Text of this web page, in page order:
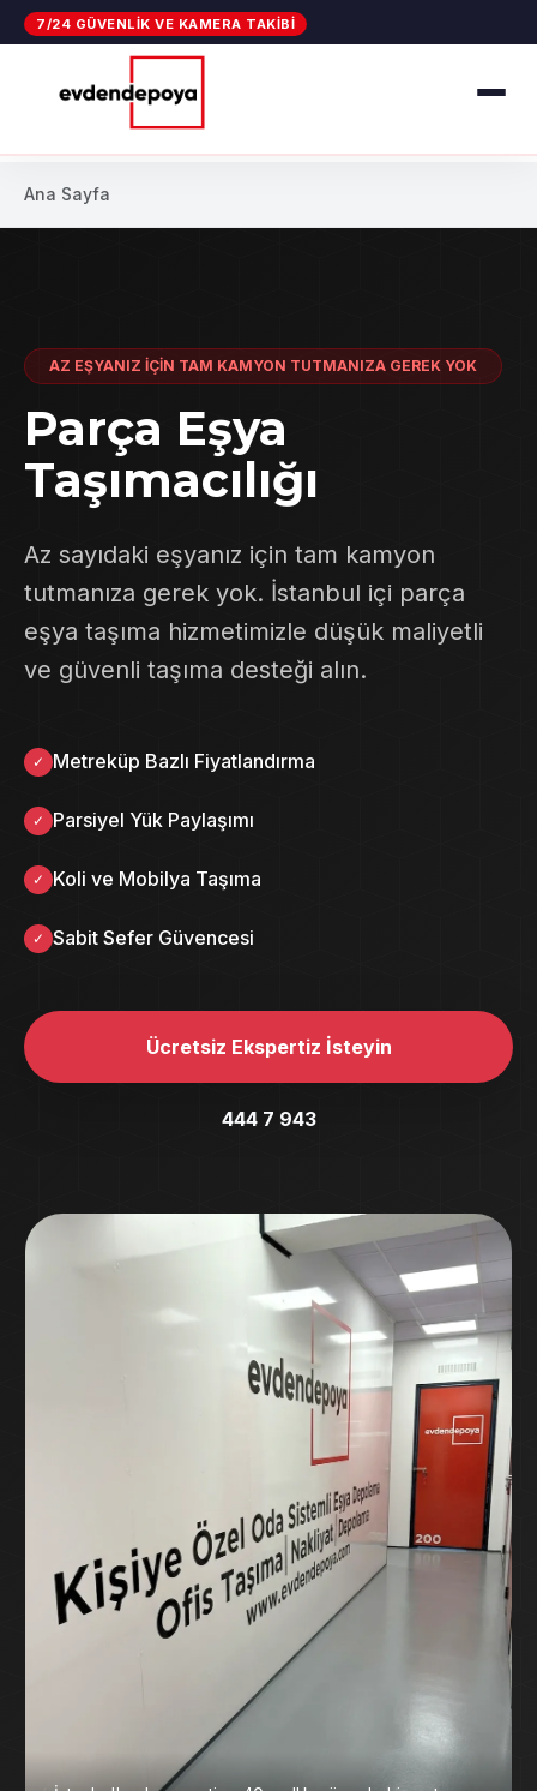
7/24 GÜVENLIK VE KAMERA TAKIBI
Ana Sayfa
AZ EŞYANIZ İÇİN TAM KAMYON TUTMANIZA GEREK YOK
Parça Eşya
Taşımacılığı
Az sayıdaki eşyanız için tam kamyon
tutmanıza gerek yok. İstanbul içi parça
eşya taşıma hizmetimizle düşük maliyetli
ve güvenli taşıma desteği alın.
✓ Metreküp Bazlı Fiyatlandırma
✓ Parsiyel Yük Paylaşımı
✓ Koli ve Mobilya Taşıma
✓ Sabit Sefer Güvencesi
Ücretsiz Ekspertiz İsteyin
444 7 943